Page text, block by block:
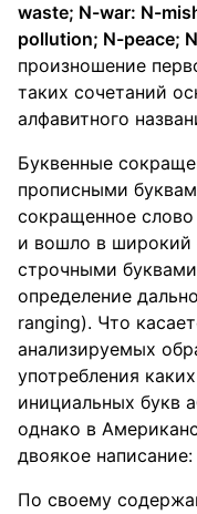
waste; N-war: N-
pollution; N-peace;
произношение
таких сочетаний
алфавитного
Буквенные
прописными
сокращенное
и вошло в широкий
строчными
определение
ranging). Что
анализируемых
употребления
инициальных букв
однако в
двоякое написание:
По своему